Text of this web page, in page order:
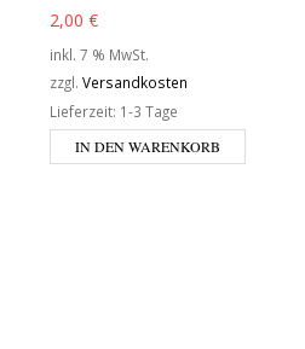
2,00 €
inkl. 7 % MwSt.
zzgl. Versandkosten
Lieferzeit: 1-3 Tage
IN DEN WARENKORB